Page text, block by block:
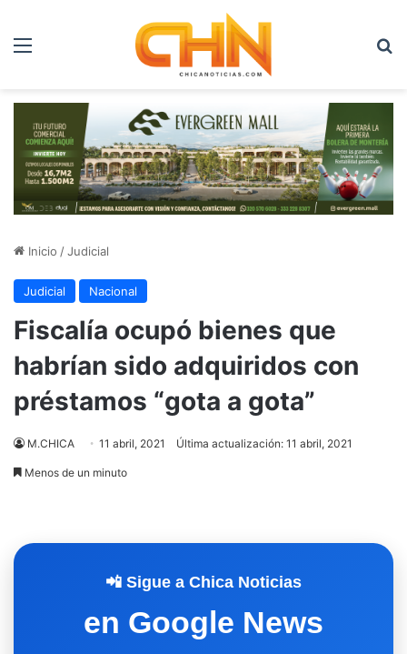
Menú
Inicio /Judicial
Judicial Nacional
Fiscalía ocupó bienes que
habrían sido adquiridos con
préstamos “gota a gota”
M.CHICA 11 abril, 2021 Última actualización: 11 abril, 2021
Menos de un minuto
📲 Sigue a Chica Noticias
en Google News